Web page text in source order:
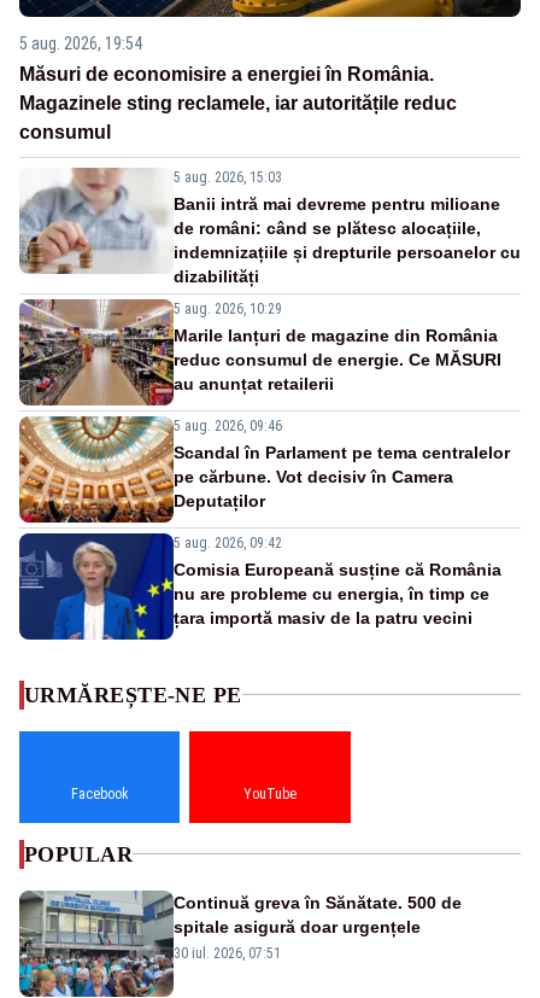
5 aug. 2026, 19:54
Măsuri de economisire a energiei în România.
Magazinele sting reclamele, iar autoritățile reduc
consumul
5 aug. 2026, 15:03
Banii intră mai devreme pentru milioane
de români: când se plătesc alocațiile,
indemnizațiile și drepturile persoanelor cu
dizabilități
5 aug. 2026, 10:29
Marile lanțuri de magazine din România
reduc consumul de energie. Ce MĂSURI
au anunțat retailerii
5 aug. 2026, 09:46
Scandal în Parlament pe tema centralelor
pe cărbune. Vot decisiv în Camera
Deputaților
5 aug. 2026, 09:42
Comisia Europeană susține că România
nu are probleme cu energia, în timp ce
țara importă masiv de la patru vecini
URMĂREȘTE-NE PE
Facebook YouTube
POPULAR
Continuă greva în Sănătate. 500 de
spitale asigură doar urgențele
30 iul. 2026, 07:51